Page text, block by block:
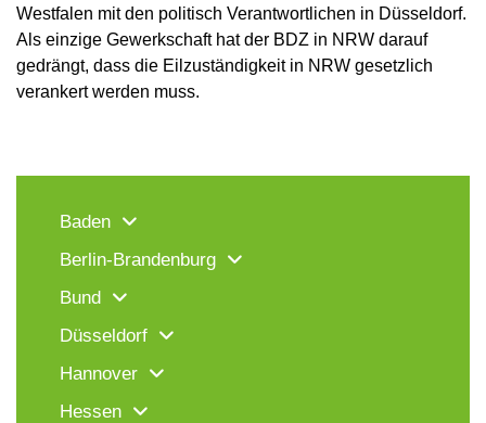
Westfalen mit den politisch Verantwortlichen in Düsseldorf.
Als einzige Gewerkschaft hat der BDZ in NRW darauf
gedrängt, dass die Eilzuständigkeit in NRW gesetzlich
verankert werden muss.
Baden
Berlin-Brandenburg
Bund
Düsseldorf
Hannover
Hessen